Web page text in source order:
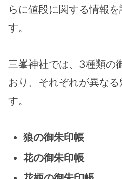
らに値段に関する情報
す。
三峯神社では、3種類の
おり、それぞれが異な
す。
狼の御朱印帳
花の御朱印帳